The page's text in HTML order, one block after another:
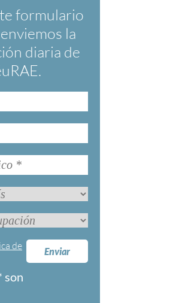
formulario
la
diaria de
Enviar
de
son